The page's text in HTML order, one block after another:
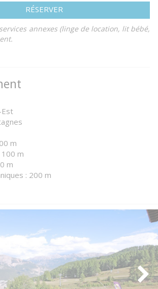
RÉSERVER
annexes (linge de location, lit bébé,
Est
m
100 m
m
: 200 m